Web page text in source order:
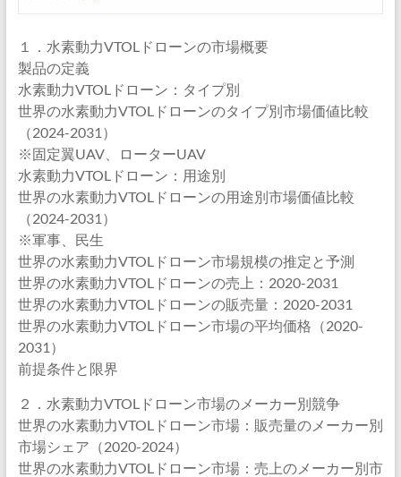
１．水素動力VTOLドローンの市場概要
製品の定義
水素動力VTOLドローン：タイプ別
世界の水素動力VTOLドローンのタイプ別市場価値比較
（2024-2031）
※固定翼UAV、ローターUAV
水素動力VTOLドローン：用途別
世界の水素動力VTOLドローンの用途別市場価値比較
（2024-2031）
※軍事、民生
世界の水素動力VTOLドローン市場規模の推定と予測
世界の水素動力VTOLドローンの売上：2020-2031
世界の水素動力VTOLドローンの販売量：2020-2031
世界の水素動力VTOLドローン市場の平均価格（2020-
2031）
前提条件と限界
２．水素動力VTOLドローン市場のメーカー別競争
世界の水素動力VTOLドローン市場：販売量のメーカー別
市場シェア（2020-2024）
世界の水素動力VTOLドローン市場：売上のメーカー別市